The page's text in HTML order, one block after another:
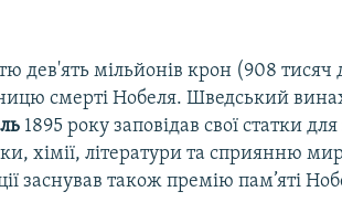
дев'ять мільйонів крон (908 тисяч
смерті Нобеля. Шведський
1895 року заповідав свої статки
хімії, літератури та сприянню
заснував також премію пам’яті